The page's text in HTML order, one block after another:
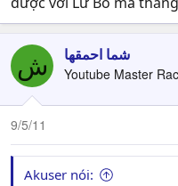
ش شما احمقها
Youtube Master
9/5/11
Akuser nói: